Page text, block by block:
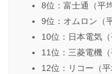
8位：富士通（平
9位：オムロン（
10位：日本電気（
11位：三菱電機（
12位：リコー（平